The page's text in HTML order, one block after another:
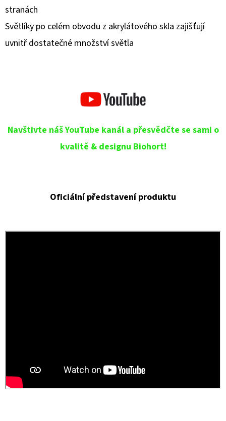
stranách
Světlíky po celém obvodu z akrylátového skla zajišťují
uvnitř dostatečné množství světla
Navštivte náš YouTube kanál a přesvědčte se sami o
kvalitě & designu Biohort!
Oficiální představení produktu